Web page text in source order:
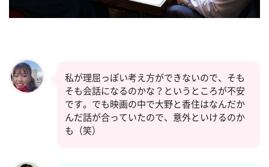
私が理屈っぽい考え方ができないので、そも
そも会話になるのかな？というところが不安
です。でも映画の中で大野と香住はなんだか
んだ話が合っていたので、意外といけるのか
も（笑）